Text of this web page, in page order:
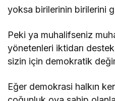
yoksa birilerinin birilerini
Peki ya muhalifseniz
yönetenleri iktidarı
sizin için demokratik
Eğer demokrasi halkın